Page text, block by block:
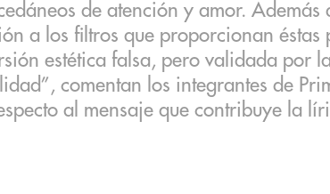
de atención y amor. Además
a los filtros que proporcionan éstas
estética falsa, pero validada por la
comentan los integrantes de
al mensaje que contribuye la